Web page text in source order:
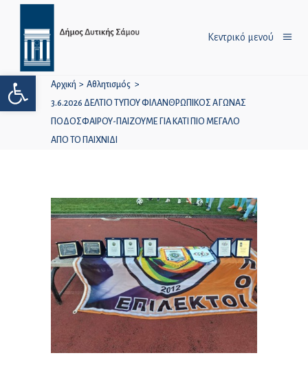
Ανοίξτε τη γραμμή εργαλείων
Κεντρικό μενού
Αρχική > Αθλητισμός >
3.6.2026 ΔΕΛΤΙΟ ΤΥΠΟΥ ΦΙΛΑΝΘΡΩΠΙΚΟΣ ΑΓΩΝΑΣ
ΠΟΔΟΣΦΑΙΡΟΥ-ΠΑΙΖΟΥΜΕ ΓΙΑ ΚΑΤΙ ΠΙΟ ΜΕΓΑΛΟ
ΑΠΟ ΤΟ ΠΑΙΧΝΙΔΙ